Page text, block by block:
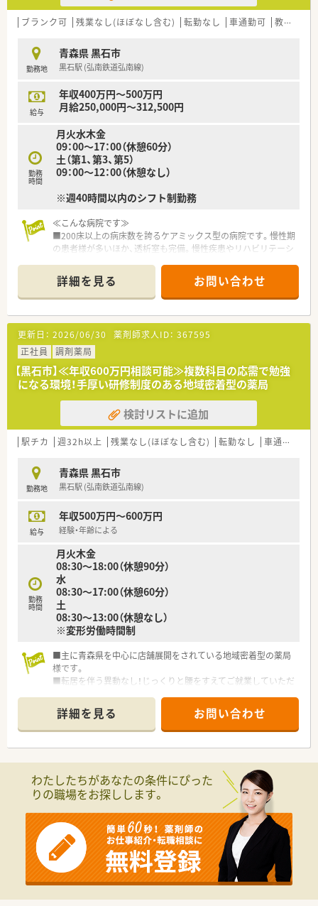
ブランク可 残業なし(ほぼなし含む) 転勤なし 車通勤可 教育制度あり
勤務地
青森県 黒石市
黒石駅 (弘南鉄道弘南線)
給与
年収400万円～500万円
月給250,000円～312,500円
勤務
時間
月火水木金
09：00～17：00（休憩60分）
土（第1、第3、第5）
09：00～12：00（休憩なし）
※週40時間以内のシフト制勤務
≪こんな病院です≫
■200床以上の病床数を誇るケアミックス型の病院です。慢性期
の患者様が多いほか、透析室も完備。慢性疾患やリハビリテーシ
≪ワークライフバランス重視の方にもピッタリ！≫
■40代の薬局長を中心に30代・60代と幅広い世代の薬剤師が活
躍しています！
■ゆったりとした雰囲気の職場なので、ワークライフバランスを
取りたい方にもおすすめです。
詳細を見る お問い合わせ
更新日： 2026/06/30 薬剤師求人ID： 367595
正社員
調剤薬局
【黒石市】≪年収600万円相談可能≫複数科目の応需で勉強
になる環境！手厚い研修制度のある地域密着型の薬局
検討リストに追加
駅チカ 週32h以上 残業なし(ほぼなし含む) 転勤なし 車通勤可
勤務地
青森県 黒石市
黒石駅 (弘南鉄道弘南線)
給与
年収500万円～600万円
経験・年齢による
勤務
時間
月火木金
08:30～18:00（休憩90分）
水
08:30～17:00（休憩60分）
土
08:30～13:00（休憩なし）
※変形労働時間制
■主に青森県を中心に店舗展開をされている地域密着型の薬局
様です。
■転居を伴う異動なし！じっくりと腰をすえてご就業していただ
■皆様に選ばれる薬局を目指し、学会発表・学会参加を積極的な
奨励・薬学領域における生涯学習や自己研鑽をバックアップして
いる薬局様です。
詳細を見る お問い合わせ
わたしたちがあなたの条件にぴった
りの職場をお探しします。